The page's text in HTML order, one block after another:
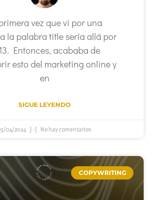
vez que vi por una
la palabra title sería allá por
Entonces, acababa de
esto del marketing online y
en
SIGUE LEYENDO
04/2024 No hay comentarios
COPYWRITING